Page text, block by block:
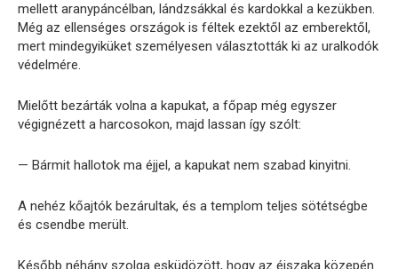
mellett aranypáncélban, lándzsákkal és kardokkal a kezükben.
Még az ellenséges országok is féltek ezektől az emberektől,
mert mindegyiküket személyesen választották ki az uralkodók
védelmére.
Mielőtt bezárták volna a kapukat, a főpap még egyszer
végignézett a harcosokon, majd lassan így szólt:
— Bármit hallotok ma éjjel, a kapukat nem szabad kinyitni.
A nehéz kőajtók bezárultak, és a templom teljes sötétségbe
és csendbe merült.
Később néhány szolga esküdözött, hogy az éjszaka közepén